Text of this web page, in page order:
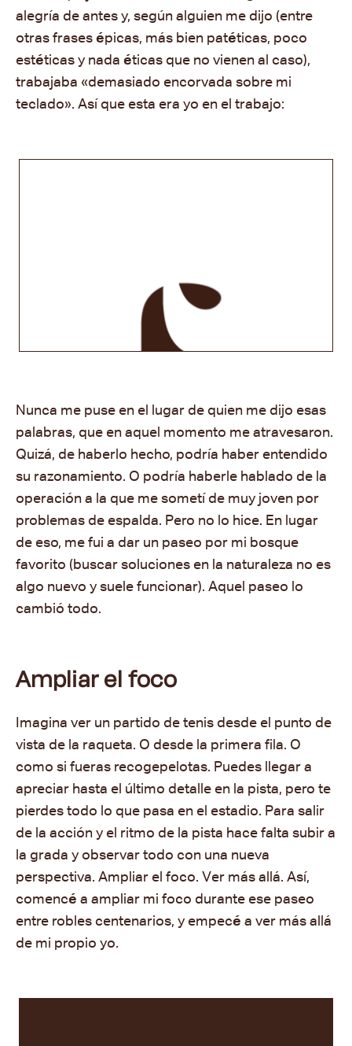
alegría de antes y, según alguien me dijo (entre
otras frasesépicas, más bien patéticas, poco
estéticas y nada éticas que no vienen al caso),
trabajaba «demasiado encorvada sobre mi
teclado». Así que esta era yo en el trabajo:
Nunca me puse en el lugar de quien me dijo esas
palabras, que en aquel momento me atravesaron.
Quizá, de haberlo hecho, podría haber entendido
su razonamiento. O podría haberle hablado de la
operación a la que me sometí de muy joven por
problemas de espalda. Pero no lo hice. En lugar
de eso, me fui a dar un paseo por mi bosque
favorito (buscar soluciones en la naturaleza no es
algo nuevo y suele funcionar). Aquel paseo lo
cambió todo.
Ampliar el foco
Imagina ver un partido de tenis desde el punto de
vista de la raqueta. O desde la primera fila. O
como si fueras recogepelotas. Puedes llegar a
apreciar hasta el último detalle en la pista, pero te
pierdes todo lo que pasa en el estadio. Para salir
de la acción y el ritmo de la pista hace falta subir a
la grada y observar todo con una nueva
perspectiva. Ampliar el foco. Ver más allá. Así,
comencé a ampliar mi foco durante ese paseo
entre robles centenarios, y empecé a ver más allá
de mi propio yo.